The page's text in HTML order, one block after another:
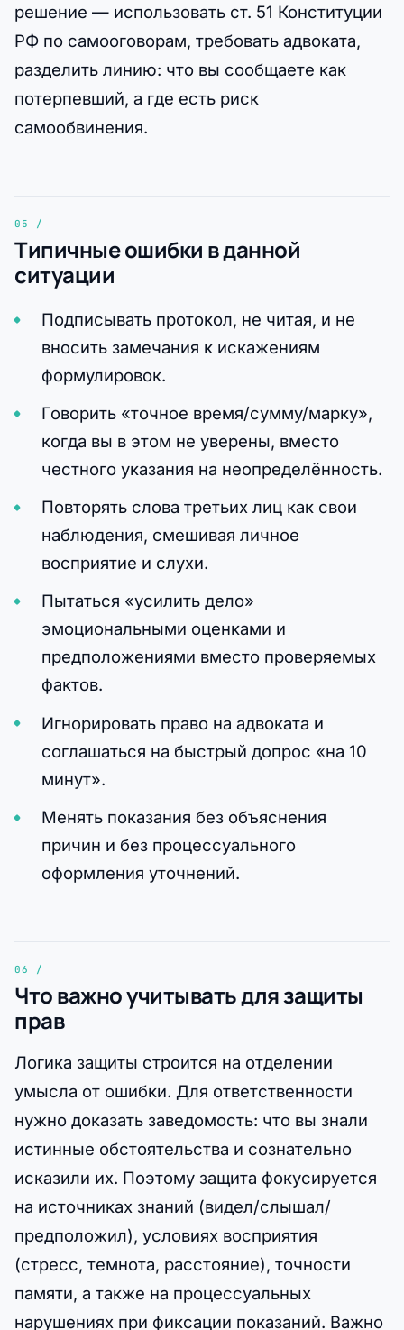
решение — использовать ст. 51 Конституции
РФ по самооговорам, требовать адвоката,
разделить линию: что вы сообщаете как
потерпевший, а где есть риск
самообвинения.
Типичные ошибки в данной
ситуации
Подписывать протокол, не читая, и не
вносить замечания к искажениям
формулировок.
Говорить «точное время/сумму/марку»,
когда вы в этом не уверены, вместо
честного указания на неопределённость.
Повторять слова третьих лиц как свои
наблюдения, смешивая личное
восприятие и слухи.
Пытаться «усилить дело»
эмоциональными оценками и
предположениями вместо проверяемых
фактов.
Игнорировать право на адвоката и
соглашаться на быстрый допрос «на 10
минут».
Менять показания без объяснения
причин и без процессуального
оформления уточнений.
Что важно учитывать для защиты
прав
Логика защиты строится на отделении
умысла от ошибки. Для ответственности
нужно доказать заведомость: что вы знали
истинные обстоятельства и сознательно
исказили их. Поэтому защита фокусируется
на источниках знаний (видел/слышал/
предположил), условиях восприятия
(стресс, темнота, расстояние), точности
памяти, а также на процессуальных
нарушениях при фиксации показаний. Важно